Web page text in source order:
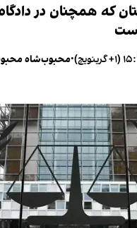
که همچنان در
•محبوب‌شاه